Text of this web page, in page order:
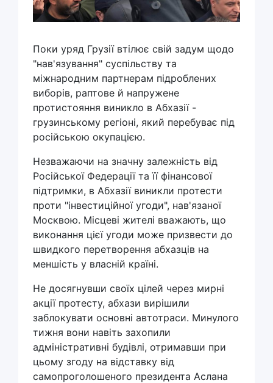
Поки уряд Грузії втілює свій задум щодо
"нав'язування" суспільству та
міжнародним партнерам підроблених
виборів, раптове й напружене
протистояння виникло в Абхазії -
грузинському регіоні, який перебуває під
російською окупацією.
Незважаючи на значну залежність від
Російської Федерації та її фінансової
підтримки, в Абхазії виникли протести
проти "інвестиційної угоди", нав'язаної
Москвою. Місцеві жителі вважають, що
виконання цієї угоди може призвести до
швидкого перетворення абхазців на
меншість у власній країні.
Не досягнувши своїх цілей через мирні
акції протесту, абхази вирішили
заблокувати основні автотраси. Минулого
тижня вони навіть захопили
адміністративні будівлі, отримавши при
цьому згоду на відставку від
самопроголошеного президента Аслана